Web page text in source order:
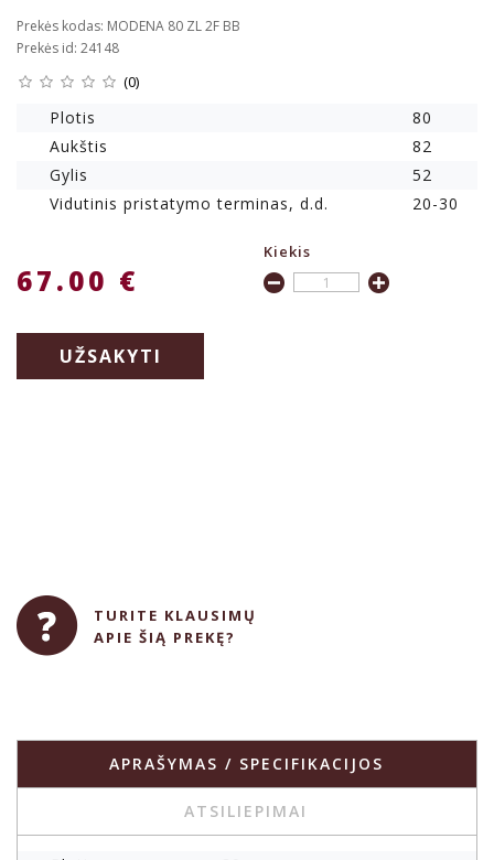
Prekės kodas: MODENA 80 ZL 2F BB
Prekės id: 24148
(0)
Plotis
80
Aukštis
82
Gylis
52
Vidutinis pristatymo terminas, d.d.
20-30
67.00 €
Kiekis
UŽSAKYTI
TURITE KLAUSIMŲ
APIE ŠIĄ PREKĘ?
APRAŠYMAS / SPECIFIKACIJOS
ATSILIEPIMAI